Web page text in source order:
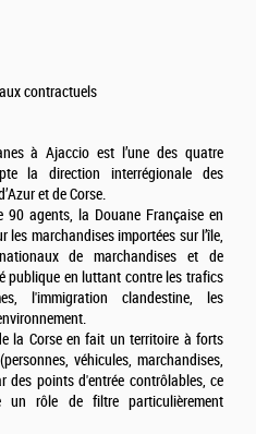
contractuels
à Ajaccio est l’une des quatre
la direction interrégionale des
et de Corse.
90 agents, la Douane Française en
les marchandises importées sur l’île,
de marchandises et de
publique en luttant contre les trafics
l'immigration clandestine, les
la Corse en fait un territoire à forts
véhicules, marchandises,
des points d'entrée contrôlables, ce
rôle de filtre particulièrement